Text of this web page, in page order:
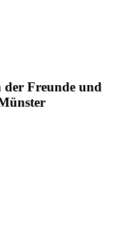
der Freunde und